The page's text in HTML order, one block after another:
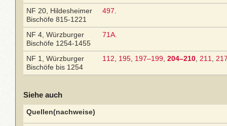
NF 20, Hildesheimer
Bischöfe 815-1221
497
NF 4, Würzburger
Bischöfe 1254-1455
71A
NF 1, Würzburger
Bischöfe bis 1254
112 195 197–199 204–210 211
Siehe auch
Quellen(nachweise)